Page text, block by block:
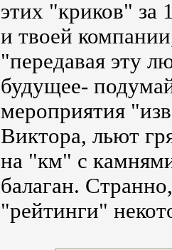
этих "криков" за
и твоей
"передавая эту
будущее-
мероприятия
Виктора, льют
на "км" с
балаган.
"рейтинги"